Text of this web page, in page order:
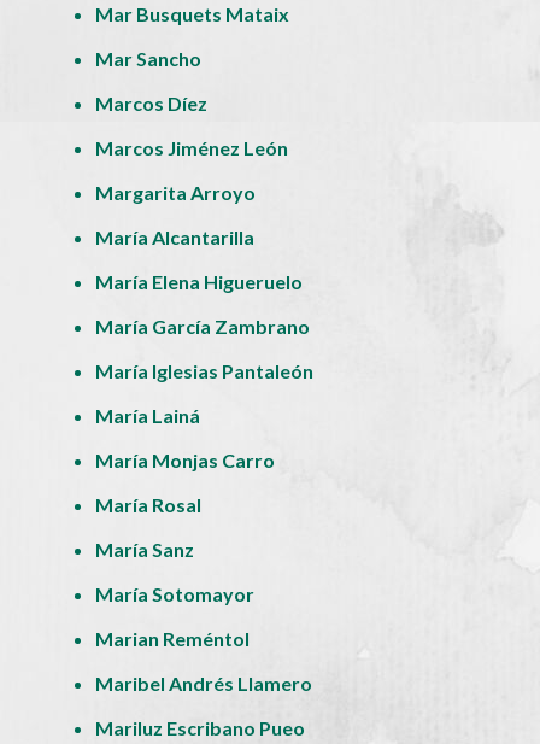
Mar Busquets Mataix
Mar Sancho
Marcos Díez
Marcos Jiménez León
Margarita Arroyo
María Alcantarilla
María Elena Higueruelo
María García Zambrano
María Iglesias Pantaleón
María Lainá
María Monjas Carro
María Rosal
María Sanz
María Sotomayor
Marian Reméntol
Maribel Andrés Llamero
Mariluz Escribano Pueo